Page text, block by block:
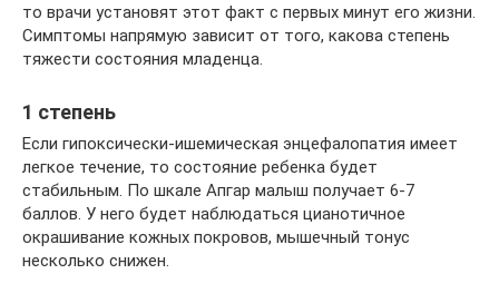
то врачи установят этот факт с первых минут его жизни.
Симптомы напрямую зависит от того, какова степень
тяжести состояния младенца.
1 степень
Если гипоксически-ишемическая энцефалопатия имеет
легкое течение, то состояние ребенка будет
стабильным. По шкале Апгар малыш получает 6-7
баллов. У него будет наблюдаться цианотичное
окрашивание кожных покровов, мышечный тонус
несколько снижен.